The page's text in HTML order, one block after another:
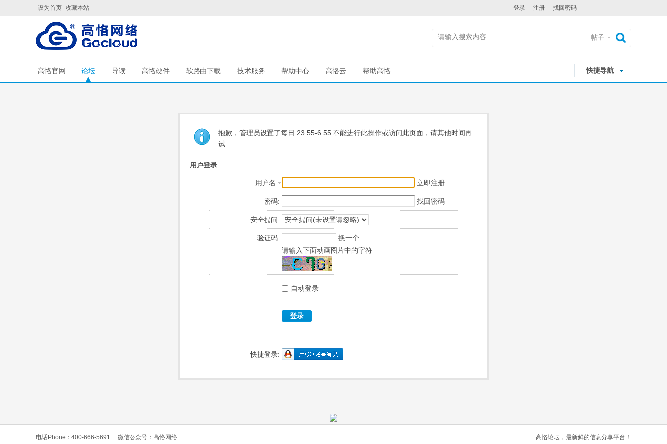
设为首页 收藏本站 登录 注册 找回密码
帖子
快捷导航
高恪官网 论坛 导读 高恪硬件 软路由下载 技术服务 帮助中心 高恪云 帮助高恪
抱歉，管理员设置了每日 23:55-6:55 不能进行此操作或访问此页面，请其他时间再
试
用户登录
用户名 立即注册
密码: 找回密码
安全提问:
验证码:
换一个
请输入下面动画图片中的字符
自动登录
登录
快捷登录:
电话Phone：400-666-5691 微信公众号：高恪网络 高恪论坛，最新鲜的信息分享平台！